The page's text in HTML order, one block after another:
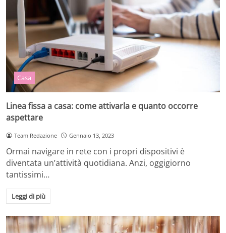
Casa
Linea fissa a casa: come attivarla e quanto occorre
aspettare
Team Redazione Gennaio 13, 2023
Ormai navigare in rete con i propri dispositivi è
diventata un’attività quotidiana. Anzi, oggigiorno
tantissimi…
Leggi di più